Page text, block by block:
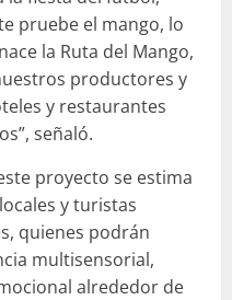
pruebe el mango, lo
la Ruta del Mango,
productores y
y restaurantes
señaló.
proyecto se estima
y turistas
quienes podrán
multisensorial,
alrededor de